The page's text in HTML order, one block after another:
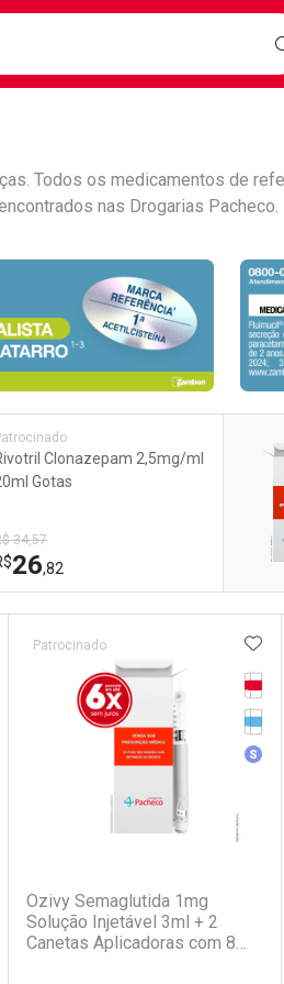
Todos os medicamentos de
nas Drogarias Pacheco.
Clonazepam 2,5mg/ml
Gotas
34,57
26,82
Vermelha
Refrigerado
Similar
AOS FAVORITOS
Ozivy Semaglutida 1mg
Solução Injetável 3ml + 2
Canetas Aplicadoras com 8
Tarja
Patrocinado